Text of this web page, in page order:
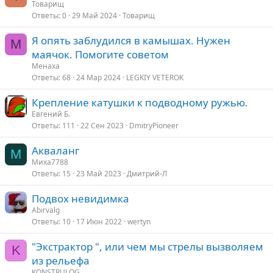
Товарищ
Ответы 0 29 Май 2024 Товарищ
М
Я опять заблудился в камышах. Нужен
маячок. Помогите советом
Менаха
Ответы 68 24 Мар 2024 LEGKIY VETEROK
Крепление катушки к подводному ружью.
Евгений Б.
Ответы 111 22 Сен 2023 DmitryPioneer
М Акваланг
Миха7788
Ответы 15 23 Май 2023 Дмитрий-Л
Подвох невидимка
Abirvalg
Ответы 10 17 Июн 2022 wertyn
K
"Экстрактор ", или чем мы стрелы вызволяем
из рельефа